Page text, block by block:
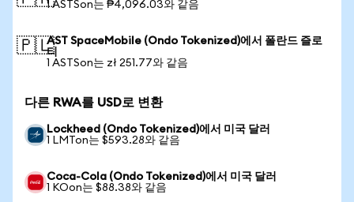
1 ASTSon는 ₱4,096.03와 같음
🇵🇱AST SpaceMobile (Ondo Tokenized)에서 폴란드 즐로
티
1 ASTSon는 zł 251.77와 같음
다른 RWA를 USD로 변환
Lockheed (Ondo Tokenized)에서 미국 달러
1 LMTon는 $593.28와 같음
Coca-Cola (Ondo Tokenized)에서 미국 달러
1 KOon는 $88.38와 같음